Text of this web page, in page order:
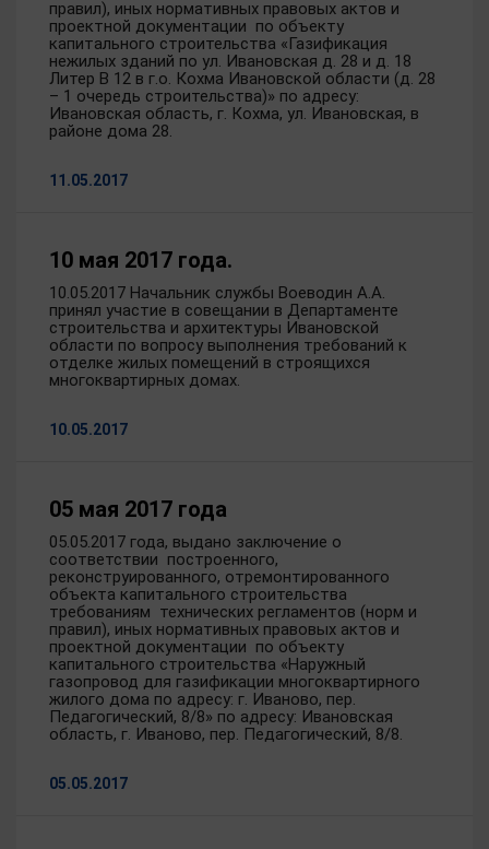
правил), иных нормативных правовых актов и
проектной документации по объекту
капитального строительства «Газификация
нежилых зданий по ул. Ивановская д. 28 и д. 18
Литер В 12 в г.о. Кохма Ивановской области (д. 28
– 1 очередь строительства)» по адресу:
Ивановская область, г. Кохма, ул. Ивановская, в
районе дома 28.
11.05.2017
10 мая 2017 года.
10.05.2017 Начальник службы Воеводин А.А.
принял участие в совещании в Департаменте
строительства и архитектуры Ивановской
области по вопросу выполнения требований к
отделке жилых помещений в строящихся
многоквартирных домах.
10.05.2017
05 мая 2017 года
05.05.2017 года, выдано заключение о
соответствии построенного,
реконструированного, отремонтированного
объекта капитального строительства
требованиям технических регламентов (норм и
правил), иных нормативных правовых актов и
проектной документации по объекту
капитального строительства «Наружный
газопровод для газификации многоквартирного
жилого дома по адресу: г. Иваново, пер.
Педагогический, 8/8» по адресу: Ивановская
область, г. Иваново, пер. Педагогический, 8/8.
05.05.2017